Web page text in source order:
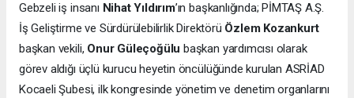
Gebzeli iş insanı Nihat Yıldırım’ın başkanlığında; PİMTAŞ A.Ş.
İş Geliştirme ve Sürdürülebilirlik Direktörü Özlem Kozankurt
başkan vekili, Onur Güleçoğülu başkan yardımcısı olarak
görev aldığı üçlü kurucu heyetin öncülüğünde kurulan ASRİAD
Kocaeli Şubesi, ilk kongresinde yönetim ve denetim organlarını